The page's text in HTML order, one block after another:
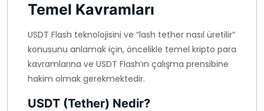
Temel Kavramları
USDT Flash teknolojisini ve “lash tether nasıl üretilir”
konusunu anlamak için, öncelikle temel kripto para
kavramlarına ve USDT Flash’ın çalışma prensibine
hakim olmak gerekmektedir.
USDT (Tether) Nedir?